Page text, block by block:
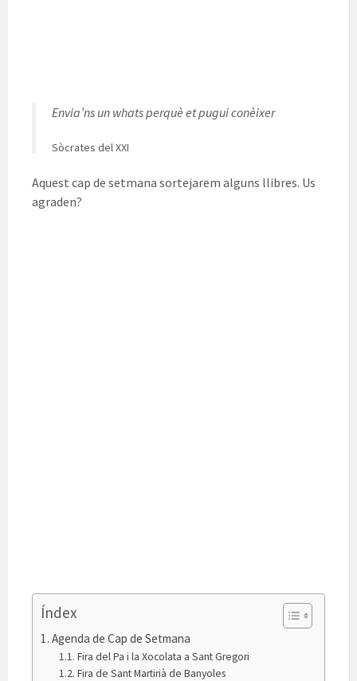
Envia’ns un whats perquè et pugui conèixer
Sòcrates del XXI
Aquest cap de setmana sortejarem alguns llibres. Us
agraden?
Índex
Agenda de Cap de Setmana
Fira del Pa i la Xocolata a Sant Gregori
Fira de Sant Martirià de Banyoles